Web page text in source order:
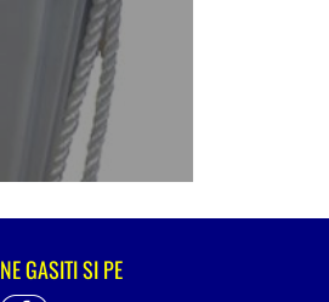
NE GASITI SI PE